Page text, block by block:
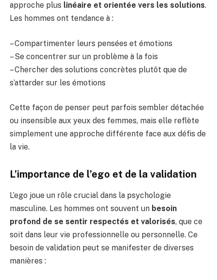
approche plus linéaire et orientée vers les solutions.
Les hommes ont tendance à :
– Compartimenter leurs pensées et émotions
– Se concentrer sur un problème à la fois
– Chercher des solutions concrètes plutôt que de
s’attarder sur les émotions
Cette façon de penser peut parfois sembler détachée
ou insensible aux yeux des femmes, mais elle reflète
simplement une approche différente face aux défis de
la vie.
L’importance de l’ego et de la validation
L’ego joue un rôle crucial dans la psychologie
masculine. Les hommes ont souvent un besoin
profond de se sentir respectés et valorisés, que ce
soit dans leur vie professionnelle ou personnelle. Ce
besoin de validation peut se manifester de diverses
manières :